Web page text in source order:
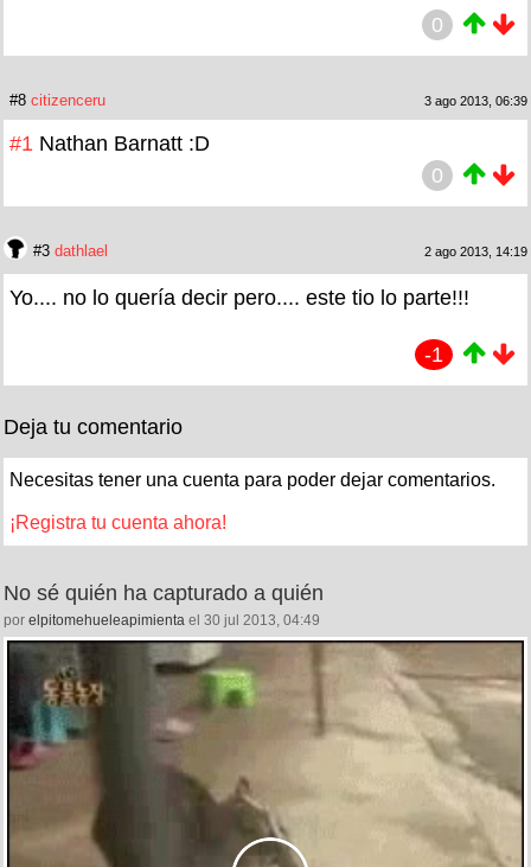
0
#8 citizenceru 3 ago 2013, 06:39
#1 Nathan Barnatt :D
0
#3 dathlael 2 ago 2013, 14:19
Yo.... no lo quería decir pero.... este tio lo parte!!!
-1
Deja tu comentario
Necesitas tener una cuenta para poder dejar comentarios.
¡Registra tu cuenta ahora!
No sé quién ha capturado a quién
por elpitomehueleapimienta el 30 jul 2013, 04:49